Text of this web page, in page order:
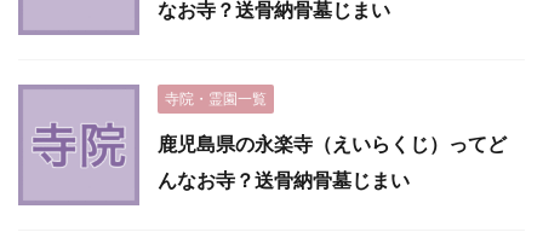
なお寺？送骨納骨墓じまい
寺院・霊園一覧
鹿児島県の永楽寺（えいらくじ）ってど
んなお寺？送骨納骨墓じまい